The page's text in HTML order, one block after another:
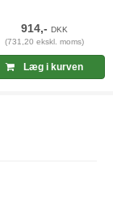
914,-DKK
(731,20 ekskl. moms)
Læg i kurven